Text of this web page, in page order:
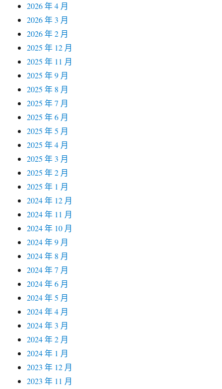
2026 年 4 月
2026 年 3 月
2026 年 2 月
2025 年 12 月
2025 年 11 月
2025 年 9 月
2025 年 8 月
2025 年 7 月
2025 年 6 月
2025 年 5 月
2025 年 4 月
2025 年 3 月
2025 年 2 月
2025 年 1 月
2024 年 12 月
2024 年 11 月
2024 年 10 月
2024 年 9 月
2024 年 8 月
2024 年 7 月
2024 年 6 月
2024 年 5 月
2024 年 4 月
2024 年 3 月
2024 年 2 月
2024 年 1 月
2023 年 12 月
2023 年 11 月